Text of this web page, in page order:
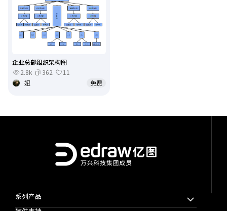
企业总部组织架构图
2.8k
362
11
妞
免费
系列产品